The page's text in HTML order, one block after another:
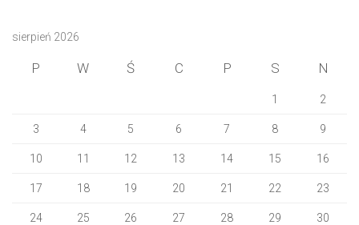
sierpień 2026
P W Ś C P S N
1 2
3 4 5 6 7 8 9
10 11 12 13 14 15 16
17 18 19 20 21 22 23
24 25 26 27 28 29 30